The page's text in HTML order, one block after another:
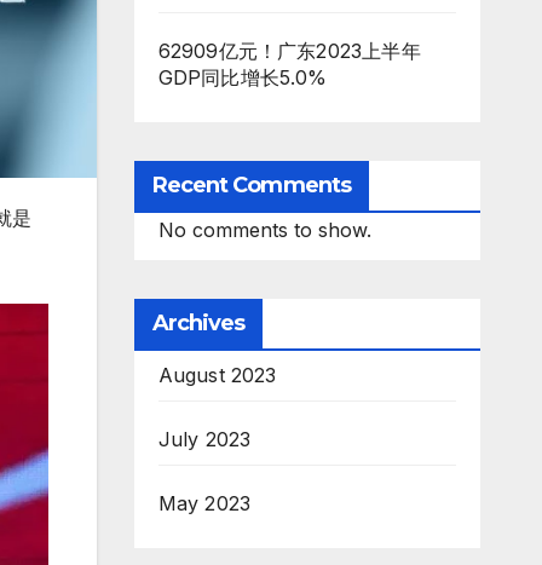
是
62909亿元！广东2023上半年
GDP同比增长5.0%
Recent Comments
No comments to show.
Archives
August 2023
July 2023
May 2023